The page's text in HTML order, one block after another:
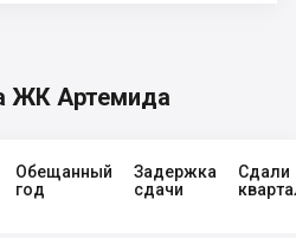
ЖК Артемида
Обещанный
год
Задержка
сдачи
Сдали